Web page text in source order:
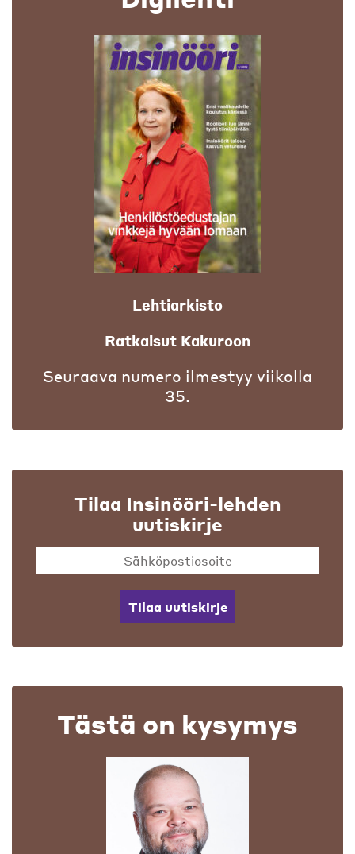
Lehtiarkisto
Ratkaisut Kakuroon
Seuraava numero ilmestyy viikolla
35.
Tilaa Insinööri-lehden
uutiskirje
Tilaa uutiskirje
Tästä on kysymys